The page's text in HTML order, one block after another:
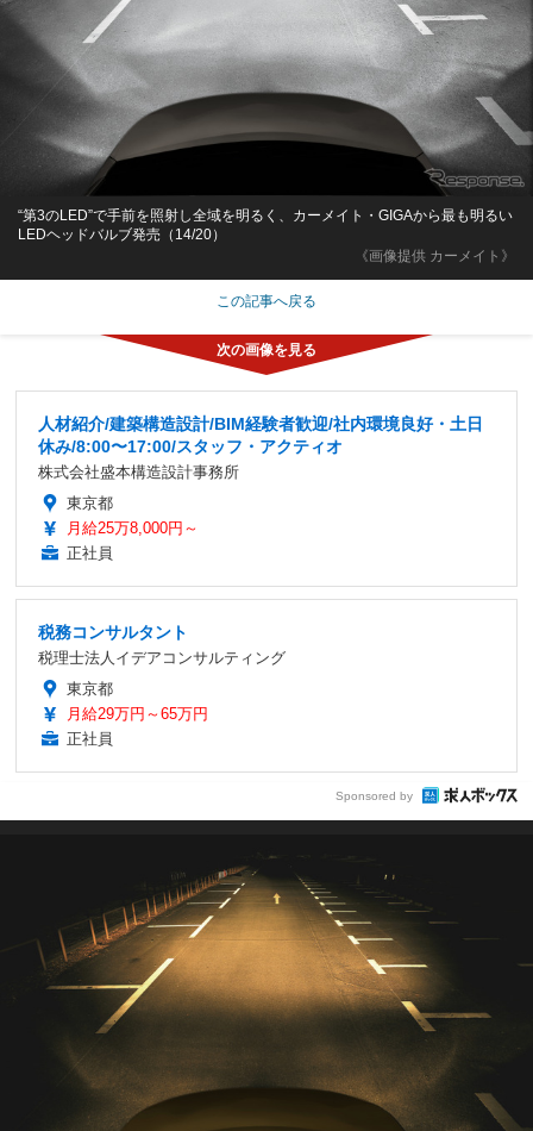
《画像提供 カーメイト》
“第3のLED”で手前を照射し全域を明るく、カーメイト・GIGAから最も明るい
LEDヘッドバルブ発売（14/20）
この記事へ戻る
人材紹介/建築構造設計/BIM経験者歓迎/社内環境良好・土日
休み/8:00〜17:00/スタッフ・アクティオ
株式会社盛本構造設計事務所
東京都
月給25万8,000円～
正社員
税務コンサルタント
税理士法人イデアコンサルティング
東京都
月給29万円～65万円
正社員
Sponsored by